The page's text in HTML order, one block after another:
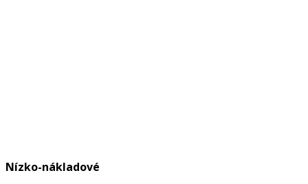
Nízko-nákladové